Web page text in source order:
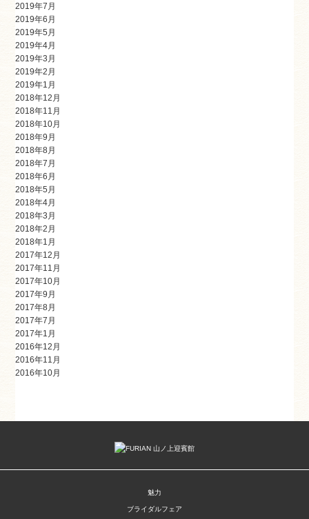
2019年7月
2019年6月
2019年5月
2019年4月
2019年3月
2019年2月
2019年1月
2018年12月
2018年11月
2018年10月
2018年9月
2018年8月
2018年7月
2018年6月
2018年5月
2018年4月
2018年3月
2018年2月
2018年1月
2017年12月
2017年11月
2017年10月
2017年9月
2017年8月
2017年7月
2017年1月
2016年12月
2016年11月
2016年10月
魅力
ブライダルフェア